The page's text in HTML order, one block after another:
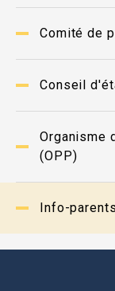
Comité de
Conseil
Organisme
(OPP)
Info-parents